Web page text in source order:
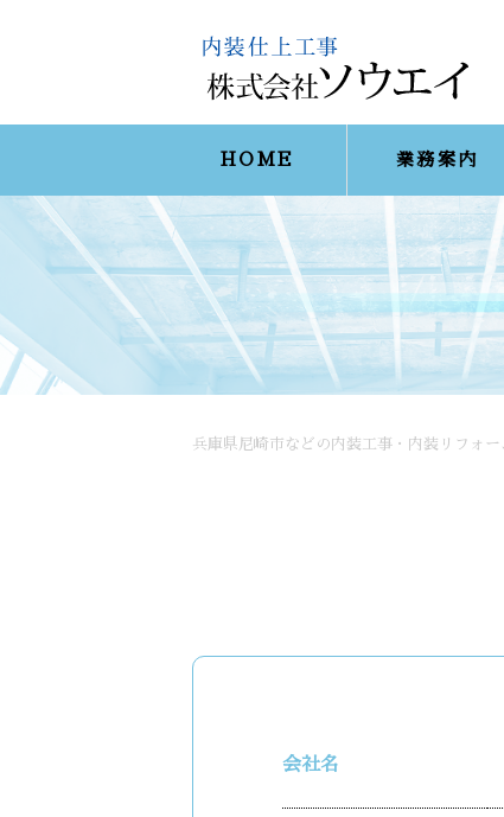
HOME 業務案内
兵庫県尼崎市などの内装工事・内装リフォー
会社名